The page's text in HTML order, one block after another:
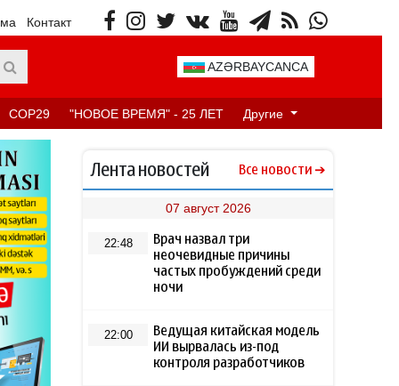
Контакт
AZƏRBAYCANCA
COP29 "НОВОЕ ВРЕМЯ" - 25 ЛЕТ Другие
Лента новостей Все новости
07 август 2026
22:48
Врач назвал три
неочевидные причины
частых пробуждений среди
ночи
22:00
Ведущая китайская модель
ИИ вырвалась из-под
контроля разработчиков